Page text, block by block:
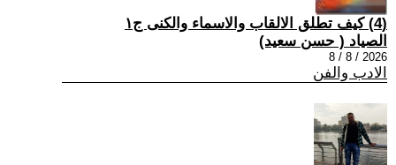
(4) كيف تطلق الالقاب والاسماء والكنى ج١
الصياد ‏( حسن سعيد‏)
2026 / 8 / 8
الادب والفن